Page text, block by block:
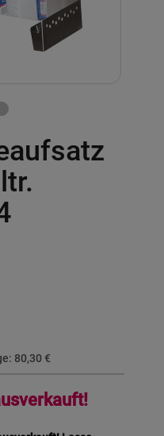
80,30 €